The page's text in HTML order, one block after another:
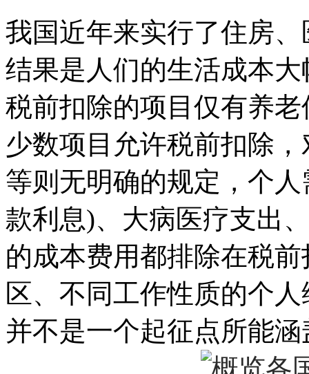
我国近年来实行了住房
结果是人们的生活成本
税前扣除的项目仅有养
少数项目允许税前扣除
等则无明确的规定，个
款利息)、大病医疗支出
的成本费用都排除在税
区、不同工作性质的个
并不是一个起征点所能